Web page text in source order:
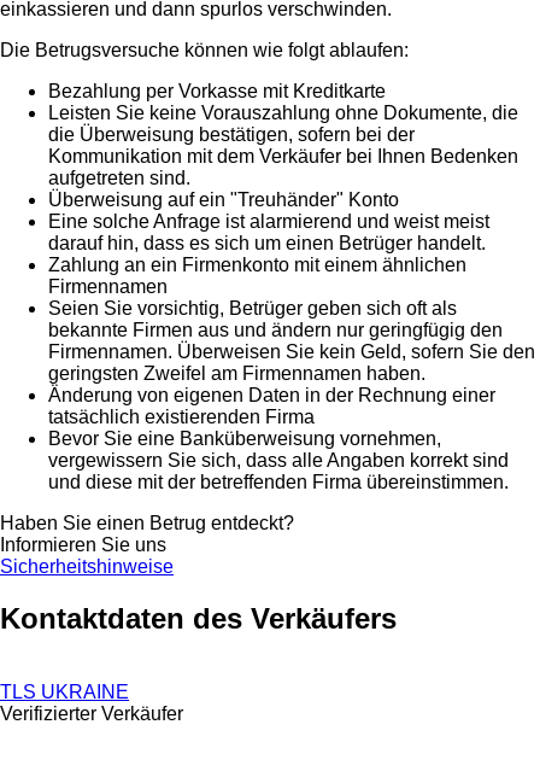
einkassieren und dann spurlos verschwinden.
Die Betrugsversuche können wie folgt ablaufen:
Bezahlung per Vorkasse mit Kreditkarte
Leisten Sie keine Vorauszahlung ohne Dokumente, die
die Überweisung bestätigen, sofern bei der
Kommunikation mit dem Verkäufer bei Ihnen Bedenken
aufgetreten sind.
Überweisung auf ein "Treuhänder" Konto
Eine solche Anfrage ist alarmierend und weist meist
darauf hin, dass es sich um einen Betrüger handelt.
Zahlung an ein Firmenkonto mit einem ähnlichen
Firmennamen
Seien Sie vorsichtig, Betrüger geben sich oft als
bekannte Firmen aus und ändern nur geringfügig den
Firmennamen. Überweisen Sie kein Geld, sofern Sie den
geringsten Zweifel am Firmennamen haben.
Änderung von eigenen Daten in der Rechnung einer
tatsächlich existierenden Firma
Bevor Sie eine Banküberweisung vornehmen,
vergewissern Sie sich, dass alle Angaben korrekt sind
und diese mit der betreffenden Firma übereinstimmen.
Haben Sie einen Betrug entdeckt?
Informieren Sie uns
Sicherheitshinweise
Kontaktdaten des Verkäufers
TLS UKRAINE
Verifizierter Verkäufer